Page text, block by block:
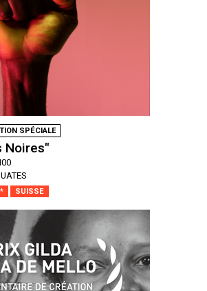
SPÉCIALE
Noires"
SUISSE